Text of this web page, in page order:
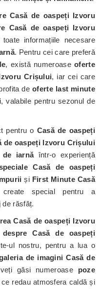
Casă de oaspeți Izvoru
Casă de oaspeți Izvoru
informațiile necesare
. Pentru cei care preferă
, există numeroaseoferte
Crișului, iar cei care
deoferte last minute
, valabile pentru sezonul de
pentru o Casă de oaspeți
de oaspeți Izvoru Crișului
de iarnăîntr-o experiență
Casă de oaspeți
și First Minute Casă
special pentru a
de răsfăț.
Casă de oaspeți Izvoru
Casă de oaspeți
ul nostru, pentru a lua o
de imagini Casă de
găsi numeroase poze
ce redau atmosfera caldă și